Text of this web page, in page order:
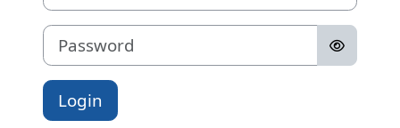
Password
Login